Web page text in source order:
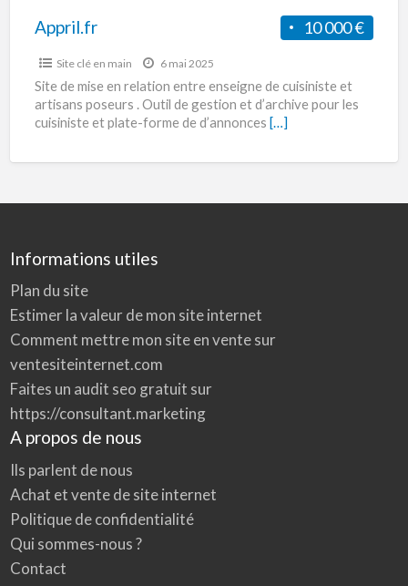
10 000 €
Appril.fr
Site clé en main 6 mai 2025
Site de mise en relation entre enseigne de cuisiniste et
artisans poseurs . Outil de gestion et d’archive pour les
cuisiniste et plate-forme de d’annonces […]
Informations utiles
Plan du site
Estimer la valeur de mon site internet
Comment mettre mon site en vente sur
ventesiteinternet.com
Faites un audit seo gratuit sur
https://consultant.marketing
A propos de nous
Ils parlent de nous
Achat et vente de site internet
Politique de confidentialité
Qui sommes-nous ?
Contact